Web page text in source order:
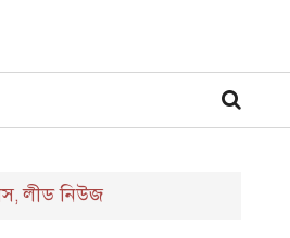
,লীড নিউজ